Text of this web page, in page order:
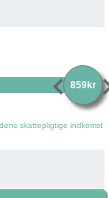
chevron_left859kr
skattepligtige indkomst